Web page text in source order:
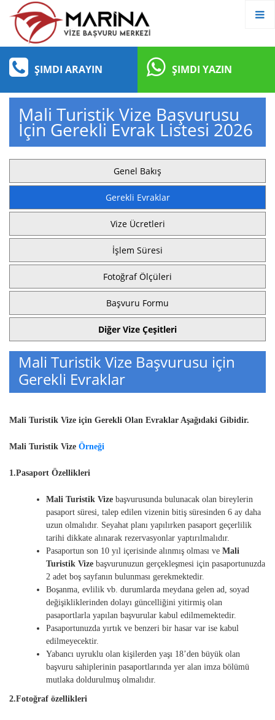
ŞIMDI ARAYIN ŞIMDI YAZIN
Mali Turistik Vize Başvurusu
İçin Gerekli Evrak Listesi 2026
Genel Bakış
Gerekli Evraklar
Vize Ücretleri
İşlem Süresi
Fotoğraf Ölçüleri
Başvuru Formu
Diğer Vize Çeşitleri
Mali Turistik Vize Başvurusu için
Gerekli Evraklar
Mali Turistik Vize için Gerekli Olan Evraklar Aşağıdaki Gibidir.
Mali Turistik Vize Örneği
1.Pasaport Özellikleri
Mali Turistik Vize başvurusunda bulunacak olan bireylerin
pasaport süresi, talep edilen vizenin bitiş süresinden 6 ay daha
uzun olmalıdır. Seyahat planı yapılırken pasaport geçerlilik
tarihi dikkate alınarak rezervasyonlar yaptırılmalıdır.
Pasaportun son 10 yıl içerisinde alınmış olması ve Mali
Turistik Vize başvurunuzun gerçekleşmesi için pasaportunuzda
2 adet boş sayfanın bulunması gerekmektedir.
Boşanma, evlilik vb. durumlarda meydana gelen ad, soyad
değişikliklerinden dolayı güncelliğini yitirmiş olan
pasaportlarla yapılan başvurular kabul edilmemektedir.
Pasaportunuzda yırtık ve benzeri bir hasar var ise kabul
edilmeyecektir.
Yabancı uyruklu olan kişilerden yaşı 18’den büyük olan
başvuru sahiplerinin pasaportlarında yer alan imza bölümü
mutlaka doldurulmuş olmalıdır.
2.Fotoğraf özellikleri